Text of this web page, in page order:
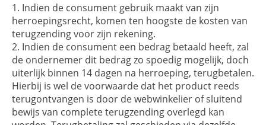
Indien de consument gebruik maakt van zijn
herroepingsrecht, komen ten hoogste de kosten van
terugzending voor zijn rekening.
Indien de consument een bedrag betaald heeft, zal
de ondernemer dit bedrag zo spoedig mogelijk, doch
uiterlijk binnen 14 dagen na herroeping, terugbetalen.
Hierbij is wel de voorwaarde dat het product reeds
terugontvangen is door de webwinkelier of sluitend
bewijs van complete terugzending overlegd kan